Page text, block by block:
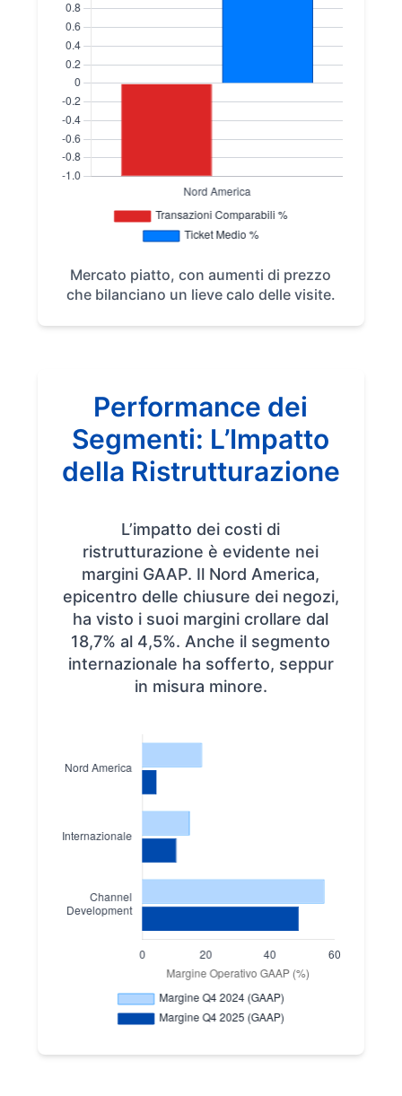
Mercato piatto, con aumenti di prezzo
che bilanciano un lieve calo delle visite.
Performance dei
Segmenti: L’Impatto
della Ristrutturazione
L’impatto dei costi di
ristrutturazione è evidente nei
margini GAAP. Il Nord America,
epicentro delle chiusure dei negozi,
ha visto i suoi margini crollare dal
18,7% al 4,5%. Anche il segmento
internazionale ha sofferto, seppur
in misura minore.